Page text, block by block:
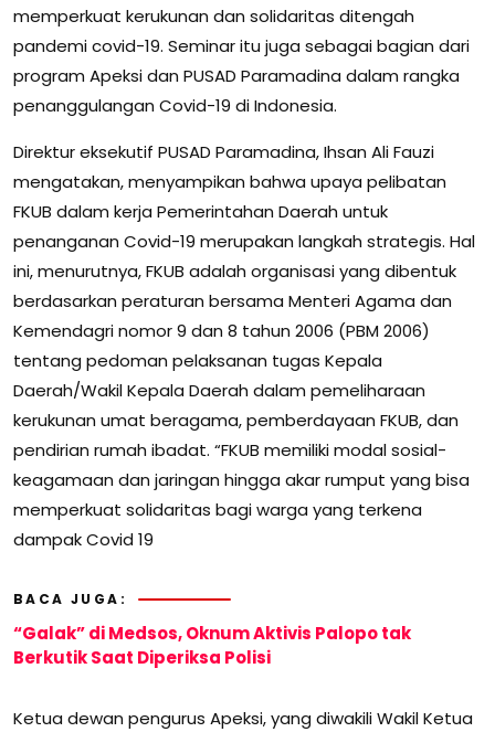
memperkuat kerukunan dan solidaritas ditengah
pandemi covid-19. Seminar itu juga sebagai bagian dari
program Apeksi dan PUSAD Paramadina dalam rangka
penanggulangan Covid-19 di Indonesia.
Direktur eksekutif PUSAD Paramadina, Ihsan Ali Fauzi
mengatakan, menyampikan bahwa upaya pelibatan
FKUB dalam kerja Pemerintahan Daerah untuk
penanganan Covid-19 merupakan langkah strategis. Hal
ini, menurutnya, FKUB adalah organisasi yang dibentuk
berdasarkan peraturan bersama Menteri Agama dan
Kemendagri nomor 9 dan 8 tahun 2006 (PBM 2006)
tentang pedoman pelaksanan tugas Kepala
Daerah/Wakil Kepala Daerah dalam pemeliharaan
kerukunan umat beragama, pemberdayaan FKUB, dan
pendirian rumah ibadat. “FKUB memiliki modal sosial-
keagamaan dan jaringan hingga akar rumput yang bisa
memperkuat solidaritas bagi warga yang terkena
dampak Covid 19
BACA JUGA:
“Galak” di Medsos, Oknum Aktivis Palopo tak
Berkutik Saat Diperiksa Polisi
Ketua dewan pengurus Apeksi, yang diwakili Wakil Ketua